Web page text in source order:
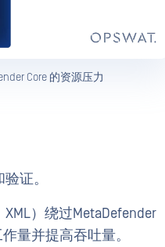
Core 的资源压力
证。
）绕过MetaDefender
量并提高吞吐量。